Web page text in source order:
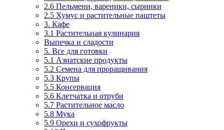
2.6 Пельмени, вареники, сырники
2.5 Хумус и растительные паштеты
3. Кафе
3.1 Растительная кулинария
Выпечка и сладости
5. Все для готовки
5.1 Азиатские продукты
5.2 Семена для проращивания
5.3 Крупы
5.5 Консервация
5.6 Клетчатка и отруби
5.7 Растительное масло
5.8 Мука
5.9 Орехи и сухофрукты